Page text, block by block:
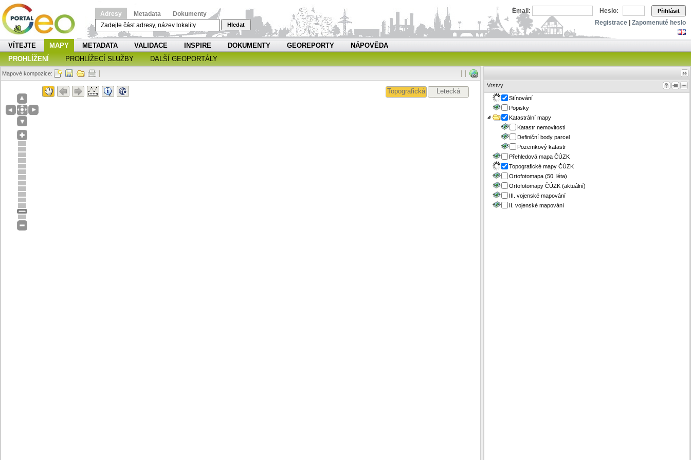
Adresy Metadata Dokumenty
Hledat
Email: Heslo: Přihlásit
Registrace Zapomenuté heslo
VÍTEJTE MAPY METADATA VALIDACE INSPIRE DOKUMENTY GEOREPORTY
NÁPOVĚDA
PROHLÍŽENÍ
PROHLÍŽECÍ SLUŽBY DALŠÍ GEOPORTÁLY
Mapové kompozice:
Topografická Letecká
Vrstvy
Stínování
Popisky
Katastrální mapy
Katastr nemovitostí
Definiční body parcel
Pozemkový katastr
Přehledová mapa ČÚZK
Topografické mapy ČÚZK
Ortofotomapa (50. léta)
Ortofotomapy ČÚZK (aktuální)
III. vojenské mapování
II. vojenské mapování